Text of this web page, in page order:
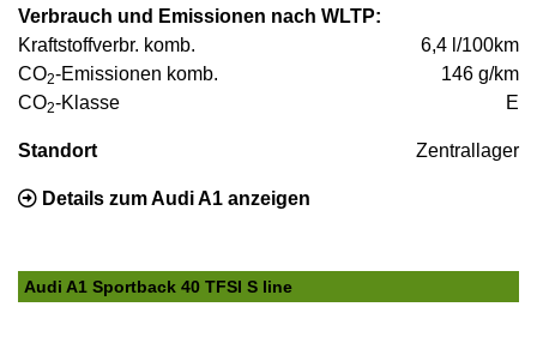
Verbrauch und Emissionen nach WLTP:
Kraftstoffverbr. komb.
6,4 l/100km
CO2-Emissionen komb.
146 g/km
CO2-Klasse E
Standort Zentrallager
Details zum Audi A1 anzeigen
Audi A1 Sportback 40 TFSI S line